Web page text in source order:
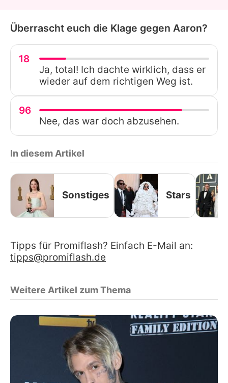
Überrascht euch die Klage gegen Aaron?
18
Ja, total! Ich dachte wirklich, dass er
wieder auf dem richtigen Weg ist.
96
Nee, das war doch abzusehen.
In diesem Artikel
Sonstiges Stars
Tipps für Promiflash? Einfach E-Mail an:
tipps@promiflash.de
Weitere Artikel zum Thema